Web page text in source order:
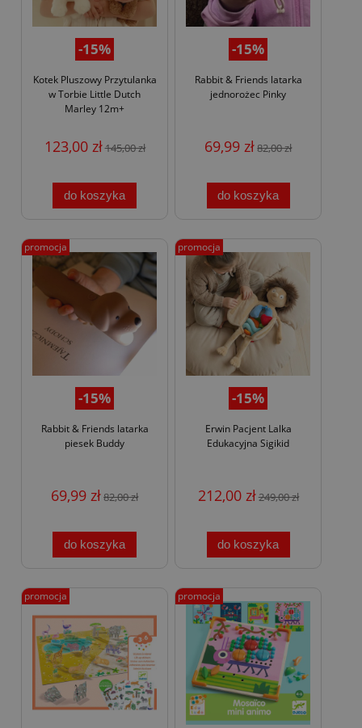
-15%
Kotek Pluszowy Przytulanka
w Torbie Little Dutch
Marley 12m+
123,00 zł145,00 zł
do koszyka
-15%
Rabbit & Friends latarka
jednorożec Pinky
69,99 zł82,00 zł
do koszyka
-15%
Rabbit & Friends latarka
piesek Buddy
69,99 zł82,00 zł
do koszyka
promocja
-15%
Erwin Pacjent Lalka
Edukacyjna Sigikid
212,00 zł249,00 zł
do koszyka
promocja
promocja promocja